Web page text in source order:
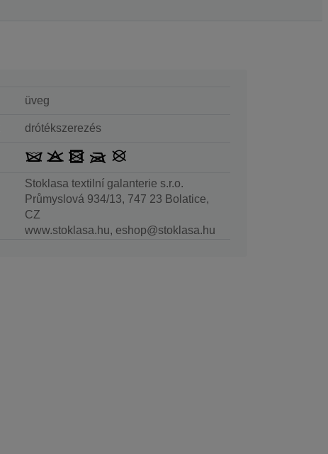
üveg
drótékszerezés
Stoklasa textilní galanterie s.r.o.
Průmyslová 934/13, 747 23 Bolatice,
CZ
www.stoklasa.hu, eshop@stoklasa.hu